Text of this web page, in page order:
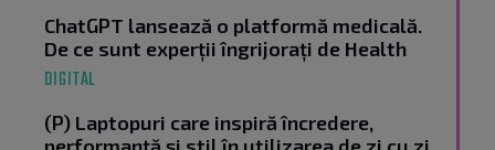
ChatGPT lansează o platformă medicală.
De ce sunt experții îngrijorați de Health
DIGITAL
(P) Laptopuri care inspiră încredere,